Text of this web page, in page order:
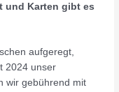
und Karten gibt es
aufgeregt,
2024 unser
wir gebührend mit